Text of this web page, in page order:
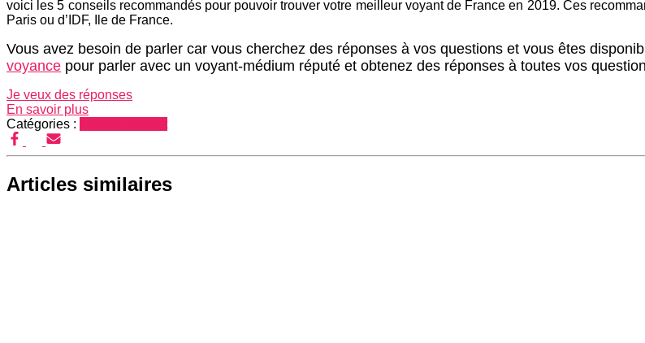
voici les 5 conseils recommandés pour pouvoir trouver votre meilleur voyant de France en 2019. Ces
Paris ou d’IDF, Ile de France.
Vous avez besoin de parler car vous cherchez des réponses à vos questions et vous êtes
voyance pour parler avec un voyant-médium réputé et obtenez des réponses à toutes vos
Je veux des réponses
En savoir plus
Catégories :
Articles similaires